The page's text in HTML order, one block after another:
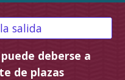
salida
deberse a
de plazas